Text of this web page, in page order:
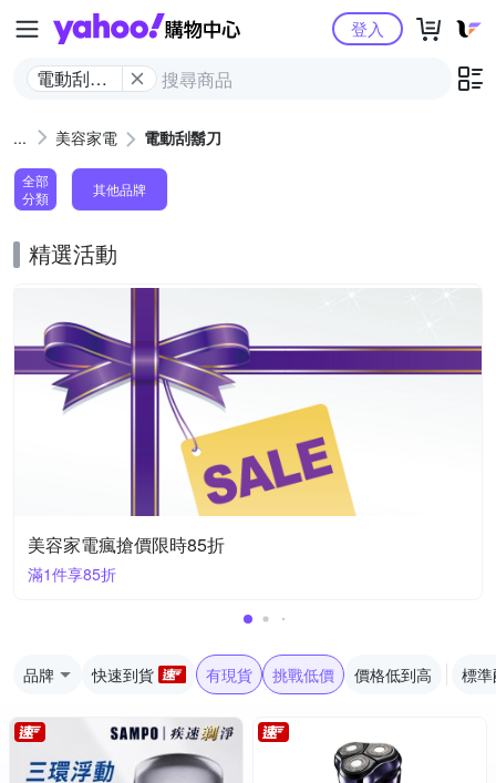
Yahoo購物中心
電動刮鬍
登入
美容家電 電動刮鬍刀
全部
分類
其他品牌
精選活動
美容家電瘋搶價限時85折
滿1件享85折
品牌 快速到貨 有現貨 挑戰低價 價格低到高 標